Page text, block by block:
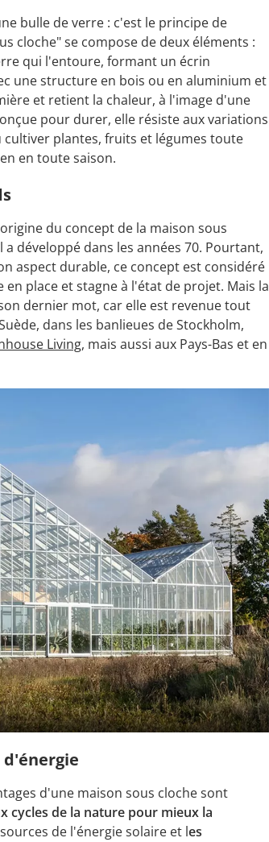
bulle de verre : c'est le principe de
cloche" se compose de deux éléments :
qui l'entoure, formant un écrin
une structure en bois ou en aluminium et
et retient la chaleur, à l'image d'une
pour durer, elle résiste aux variations
plantes, fruits et légumes toute
en toute saison.
du concept de la maison sous
a développé dans les années 70. Pourtant,
aspect durable, ce concept est considéré
place et stagne à l'état de projet. Mais la
dernier mot, car elle est revenue tout
dans les banlieues de Stockholm,
Living, mais aussi aux Pays-Bas et en
d'une maison sous cloche sont
cycles de la nature pour mieux la
de l'énergie solaire et les